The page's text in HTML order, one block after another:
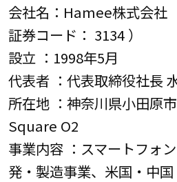
会社名：Hamee株式会社
証券コード： 3134 ）
設立 ：1998年5月
代表者 ：代表取締役社長
所在地 ：神奈川県小田原
Square O2
事業内容 ：スマートフォ
発・製造事業、米国・中